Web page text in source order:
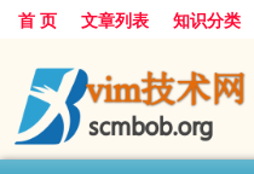
首 页 文章列表 知识分类